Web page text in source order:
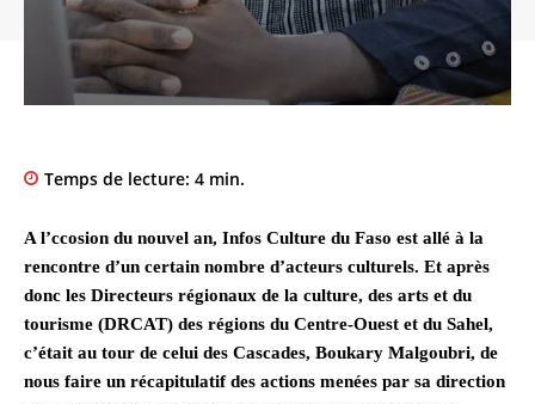
Temps de lecture: 4 min.
A l’ccosion du nouvel an, Infos Culture du Faso est allé à la
rencontre d’un certain nombre d’acteurs culturels. Et après
donc les Directeurs régionaux de la culture, des arts et du
tourisme (DRCAT) des régions du Centre-Ouest et du Sahel,
c’était au tour de celui des Cascades, Boukary Malgoubri, de
nous faire un récapitulatif des actions menées par sa direction